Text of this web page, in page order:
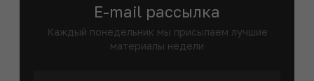
E-mail рассылка
Каждый понедельник мы присылаем лучшие
материалы недели